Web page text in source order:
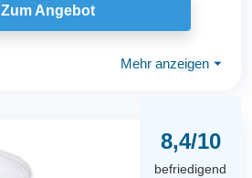
Zum Angebot
Mehr anzeigen ⏷
8,4/10
befriedigend